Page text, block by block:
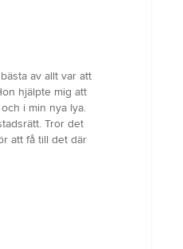
av allt var att
hjälpte mig att
i min nya lya.
Tror det
att få till det där